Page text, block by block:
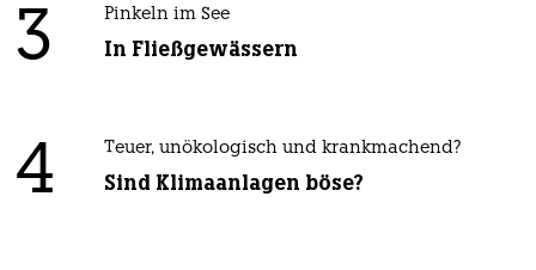
3 Pinkeln im See
In Fließgewässern
4 Teuer, unökologisch und krankmachend?
Sind Klimaanlagen böse?